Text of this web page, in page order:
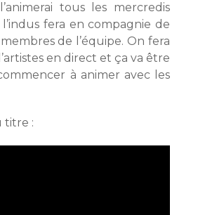
tous les mercredis
fera en compagnie de
de l’équipe. On fera
en direct et ça va être
à animer avec les
titre :